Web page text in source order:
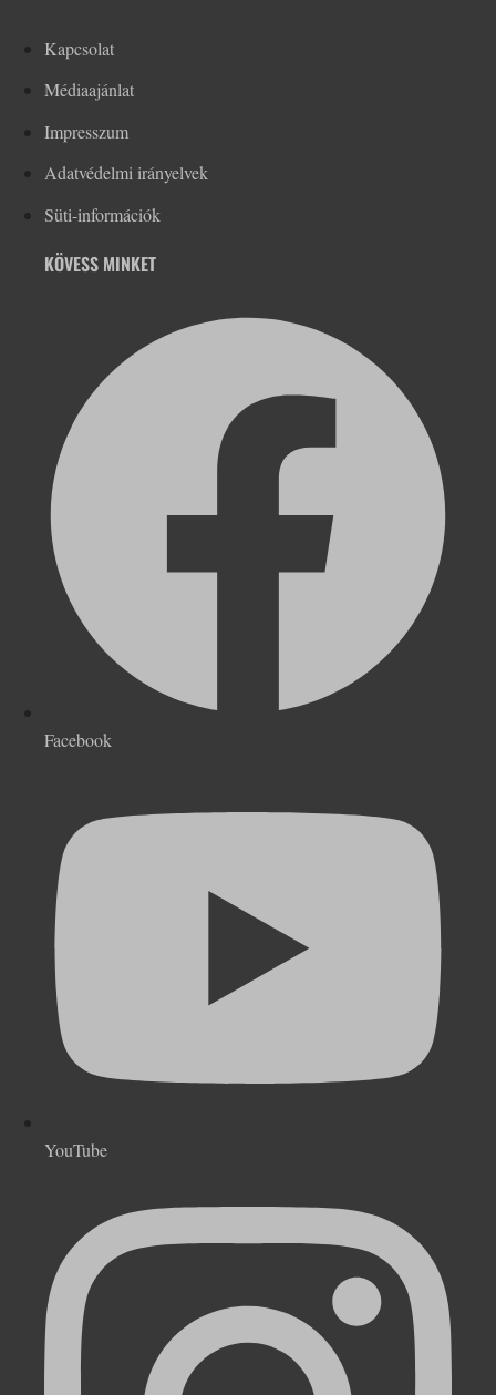
Kapcsolat
Médiaajánlat
Impresszum
Adatvédelmi irányelvek
Süti-információk
KÖVESS MINKET
Facebook
YouTube